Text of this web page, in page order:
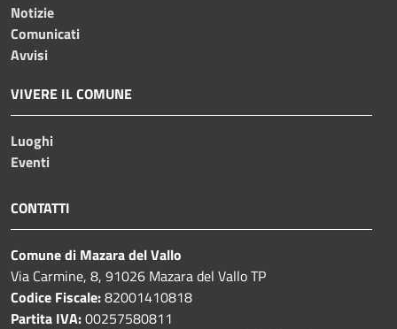
Notizie
Comunicati
Avvisi
VIVERE IL COMUNE
Luoghi
Eventi
CONTATTI
Comune di Mazara del Vallo
Via Carmine, 8, 91026 Mazara del Vallo TP
Codice Fiscale:82001410818
Partita IVA:00257580811